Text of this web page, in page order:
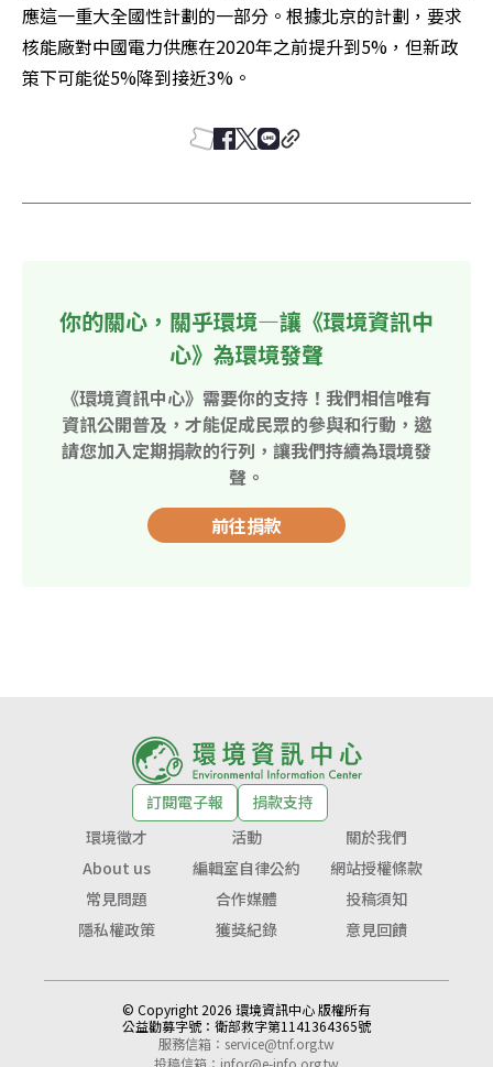
應這一重大全國性計劃的一部分。根據北京的計劃，要求
核能廠對中國電力供應在2020年之前提升到5%，但新政
策下可能從5%降到接近3%。
你的關心，關乎環境—讓《環境資訊中
心》為環境發聲
《環境資訊中心》需要你的支持！我們相信唯有
資訊公開普及，才能促成民眾的參與和行動，邀
請您加入定期捐款的行列，讓我們持續為環境發
聲。
前往捐款
訂閱電子報
捐款支持
環境徵才
活動
關於我們
About us
編輯室自律公約
網站授權條款
常見問題
合作媒體
投稿須知
隱私權政策
獲獎紀錄 意見回饋
© Copyright 2026 環境資訊中心 版權所有
公益勸募字號： 衛部救字第1141364365號
服務信箱： service@tnf.org.tw
投稿信箱： infor@e-info.org.tw